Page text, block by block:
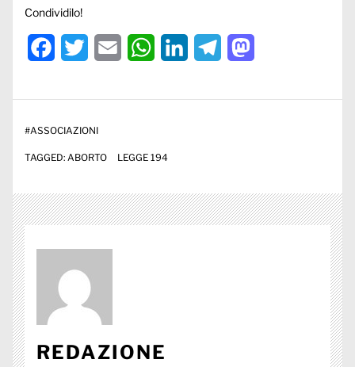
Condividilo!
Facebook
Twitter Email WhatsAppLinkedInTelegram
#ASSOCIAZIONI
TAGGED: ABORTO LEGGE 194
REDAZIONE